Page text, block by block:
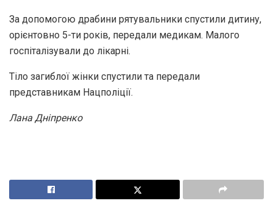
За допомогою драбини рятувальники спустили дитину,
орієнтовно 5-ти років, передали медикам. Малого
госпіталізували до лікарні.
Тіло загиблої жінки спустили та передали
представникам Нацполіції.
Лана Дніпренко